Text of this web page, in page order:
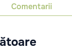
Comentarii